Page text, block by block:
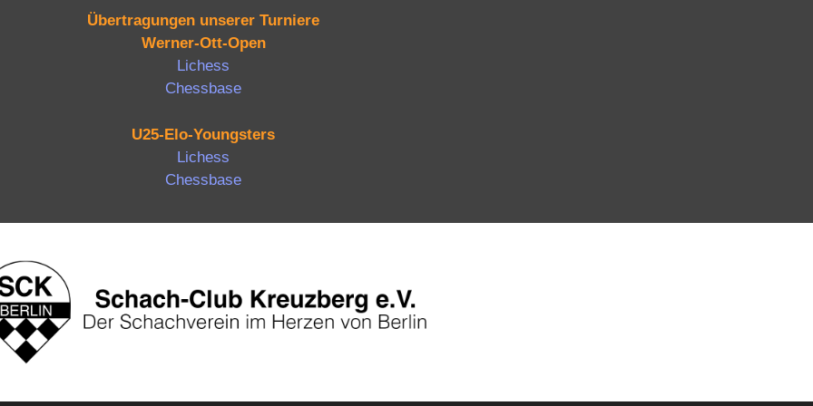
Übertragungen unserer Turniere
Werner-Ott-Open
Lichess
Chessbase
U25-Elo-Youngsters
Lichess
Chessbase